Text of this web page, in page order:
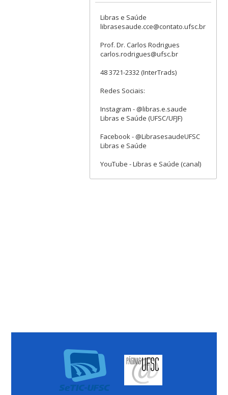
Libras e Saúde
librasesaude.cce@contato.ufsc.br
Prof. Dr. Carlos Rodrigues
carlos.rodrigues@ufsc.br
48 3721-2332 (InterTrads)
Redes Sociais:
Instagram - @libras.e.saude
Libras e Saúde (UFSC/UFJF)
Facebook - @LibrasesaudeUFSC
Libras e Saúde
YouTube - Libras e Saúde (canal)